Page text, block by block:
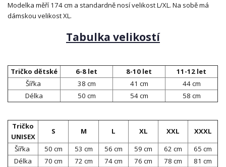
Modelka měří 174 cm a standardně nosí velikost L/XL. Na sobě má
dámskou velikost XL.
Tabulka velikostí
Tričko dětské 6-8 let 8-10 let
11-12 let
Šířka
38 cm 41 cm
44 cm
Délka
50 cm 54 cm 58 cm
Tričko
UNISEX
S M L XL XXL
XXXL
Šířka
50 cm 53 cm 56 cm 59 cm 62 cm
65 cm
Délka
70 cm 72 cm 74 cm 76 cm 78 cm 81 cm